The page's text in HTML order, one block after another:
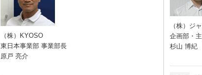
（株）KYOSO
東日本事業部 事業部長
原戸 亮介
（株）ジ
企画部・
杉山 博紀